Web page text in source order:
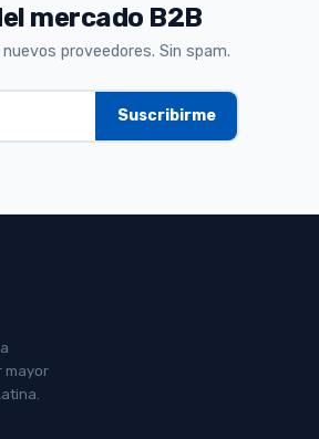
mercado B2B
proveedores. Sin spam.
mayor